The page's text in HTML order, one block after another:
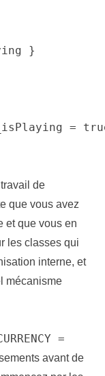
}
=
de
que vous avez
et que vous en
les classes qui
interne, et
mécanisme
=
avant de